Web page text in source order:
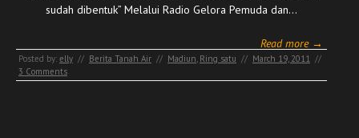
sudah dibentuk” Melalui Radio Gelora Pemuda dan…
Read more →
Posted by: elly // Berita Tanah Air // Madiun, Ring satu // March 19, 2011 //
3 Comments